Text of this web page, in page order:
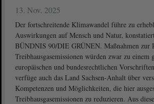
13. Nov. 2025
Der fortschreitende Klimawandel führe zu
Auswirkungen auf Mensch und Natur,
BÜNDNIS 90/DIE GRÜNEN. Maßnahmen zur
Treibhausgasemissionen würden zwar zu einem
europäischen und bundesrechtlichen
verfüge auch das Land Sachsen-Anhalt über
Kompetenzen und Möglichkeiten, die hier
Treibhausgasemissionen zu reduzieren. Aus